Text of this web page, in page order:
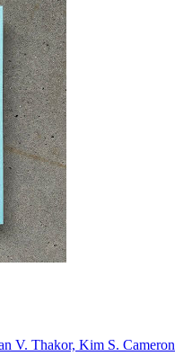
V. Thakor, Kim S. Cameron